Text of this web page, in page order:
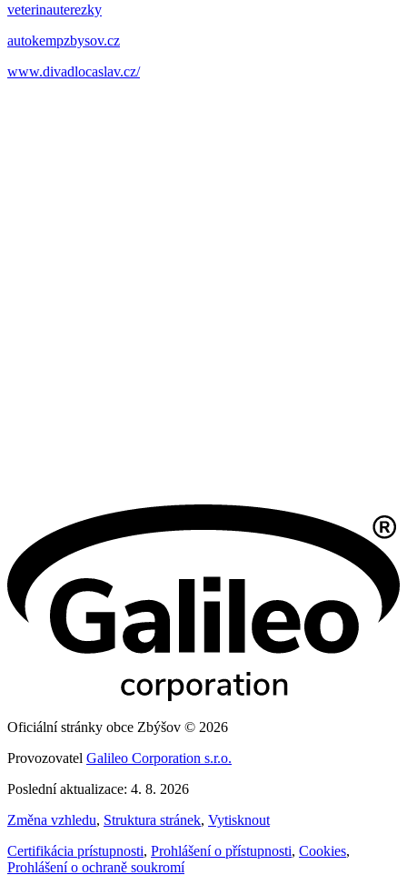
veterinauterezky
autokempzbysov.cz
www.divadlocaslav.cz/
Oficiální stránky obce Zbýšov © 2026
Provozovatel Galileo Corporation s.r.o.
Poslední aktualizace: 4. 8. 2026
Změna vzhledu, Struktura stránek, Vytisknout
Certifikácia prístupnosti, Prohlášení o přístupnosti, Cookies,
Prohlášení o ochraně soukromí